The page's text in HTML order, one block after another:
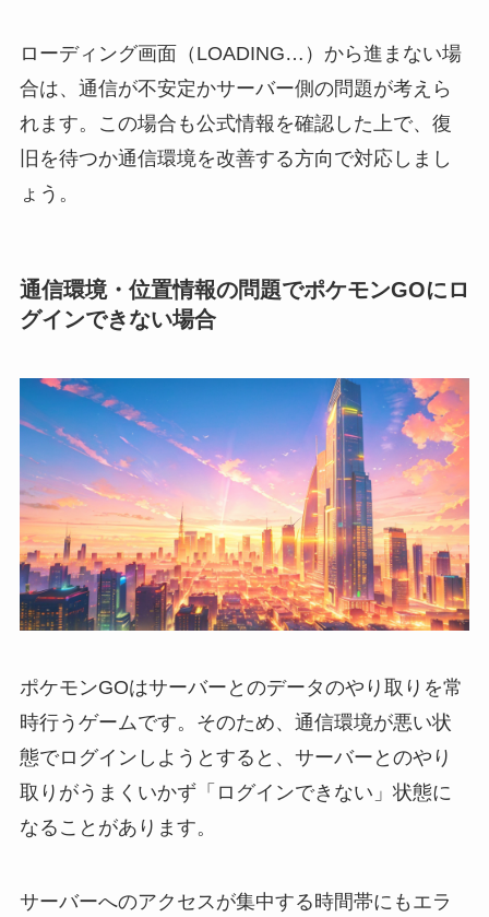
ローディング画面（LOADING…）から進まない場
合は、通信が不安定かサーバー側の問題が考えら
れます。この場合も公式情報を確認した上で、復
旧を待つか通信環境を改善する方向で対応しまし
ょう。
通信環境・位置情報の問題でポケモンGOにロ
グインできない場合
ポケモンGOはサーバーとのデータのやり取りを常
時行うゲームです。そのため、通信環境が悪い状
態でログインしようとすると、サーバーとのやり
取りがうまくいかず「ログインできない」状態に
なることがあります。
サーバーへのアクセスが集中する時間帯にもエラ